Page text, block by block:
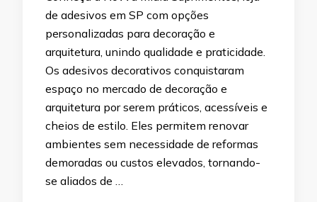
de adesivos em SP com opções
personalizadas para decoração e
arquitetura, unindo qualidade e praticidade.
Os adesivos decorativos conquistaram
espaço no mercado de decoração e
arquitetura por serem práticos, acessíveis e
cheios de estilo. Eles permitem renovar
ambientes sem necessidade de reformas
demoradas ou custos elevados, tornando-
se aliados de …